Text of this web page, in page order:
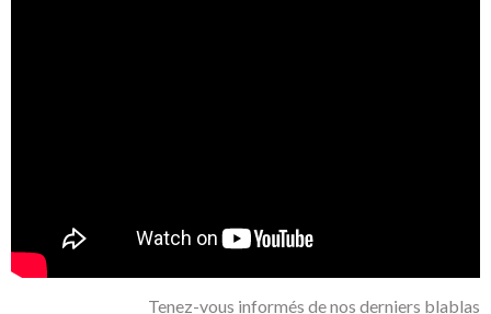
Tenez-vous informés de nos derniers blablas